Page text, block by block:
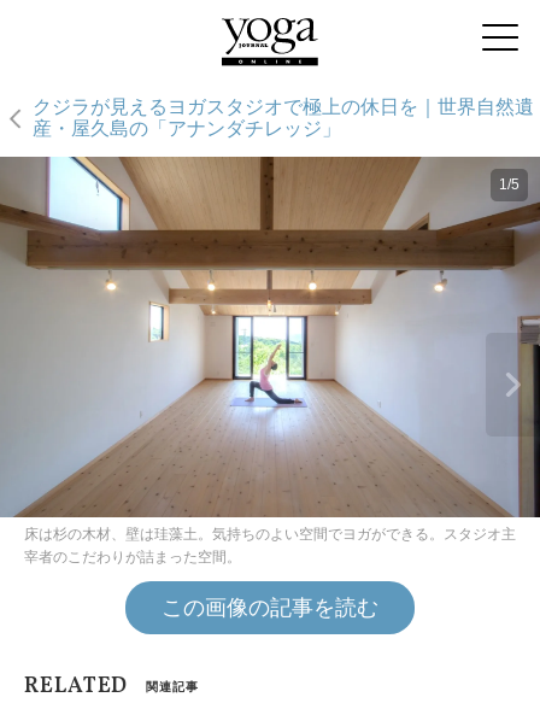
クジラが見えるヨガスタジオで極上の休日を｜世界自然遺
産・屋久島の「アナンダチレッジ」
1/5
床は杉の木材、壁は珪藻土。気持ちのよい空間でヨガができる。スタジオ主
宰者のこだわりが詰まった空間。
この画像の記事を読む
RELATED 関連記事